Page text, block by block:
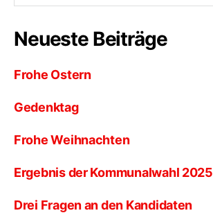
Neueste Beiträge
Frohe Ostern
Gedenktag
Frohe Weihnachten
Ergebnis der Kommunalwahl 2025
Drei Fragen an den Kandidaten